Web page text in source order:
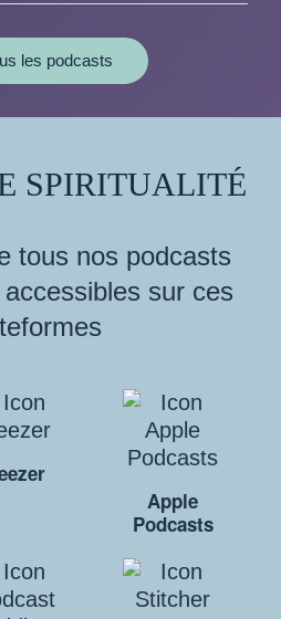
les podcasts
SPIRITUALITÉ
tous nos podcasts
sur ces
Apple
Podcasts